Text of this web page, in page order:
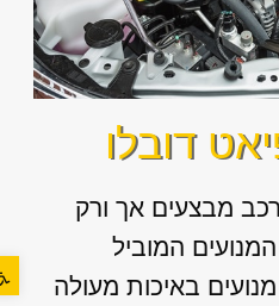
פתח
דובלו
מבצעים אך ורק
המוביל
באיכות מעולה